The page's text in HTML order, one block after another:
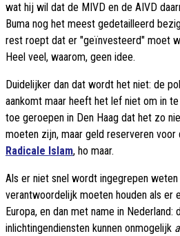
wat hij wil dat de MIVD en de AIVD
Buma nog het meest gedetailleerd
rest roept dat er "geïnvesteerd" moet
Heel veel, waarom, geen idee.
Duidelijker dan dat wordt het niet: de
aankomt maar heeft het lef niet om in
toe geroepen in Den Haag dat het zo
moeten zijn, maar geld reserveren
Radicale Islam, ho maar.
Als er niet snel wordt ingegrepen
verantwoordelijk moeten houden als er
Europa, en dan met name in Nederland:
inlichtingendiensten kunnen onmogelijk